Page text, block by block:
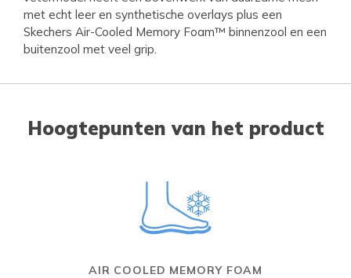
met echt leer en synthetische overlays plus een
Skechers Air-Cooled Memory Foam™ binnenzool en een
buitenzool met veel grip.
Hoogtepunten van het product
AIR COOLED MEMORY FOAM